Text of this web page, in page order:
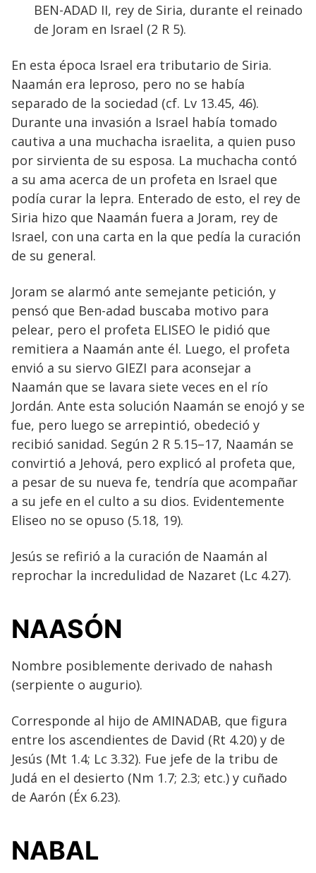
BEN-ADAD II, rey de Siria, durante el reinado
de Joram en Israel (2 R 5).
En esta época Israel era tributario de Siria.
Naamán era leproso, pero no se había
separado de la sociedad (cf. Lv 13.45, 46).
Durante una invasión a Israel había tomado
cautiva a una muchacha israelita, a quien puso
por sirvienta de su esposa. La muchacha contó
a su ama acerca de un profeta en Israel que
podía curar la lepra. Enterado de esto, el rey de
Siria hizo que Naamán fuera a Joram, rey de
Israel, con una carta en la que pedía la curación
de su general.
Joram se alarmó ante semejante petición, y
pensó que Ben-adad buscaba motivo para
pelear, pero el profeta ELISEO le pidió que
remitiera a Naamán ante él. Luego, el profeta
envió a su siervo GIEZI para aconsejar a
Naamán que se lavara siete veces en el río
Jordán. Ante esta solución Naamán se enojó y se
fue, pero luego se arrepintió, obedeció y
recibió sanidad. Según 2 R 5.15–17, Naamán se
convirtió a Jehová, pero explicó al profeta que,
a pesar de su nueva fe, tendría que acompañar
a su jefe en el culto a su dios. Evidentemente
Eliseo no se opuso (5.18, 19).
Jesús se refirió a la curación de Naamán al
reprochar la incredulidad de Nazaret (Lc 4.27).
NAASÓN
Nombre posiblemente derivado de nahash
(serpiente o augurio).
Corresponde al hijo de AMINADAB, que figura
entre los ascendientes de David (Rt 4.20) y de
Jesús (Mt 1.4; Lc 3.32). Fue jefe de la tribu de
Judá en el desierto (Nm 1.7; 2.3; etc.) y cuñado
de Aarón (Éx 6.23).
NABAL